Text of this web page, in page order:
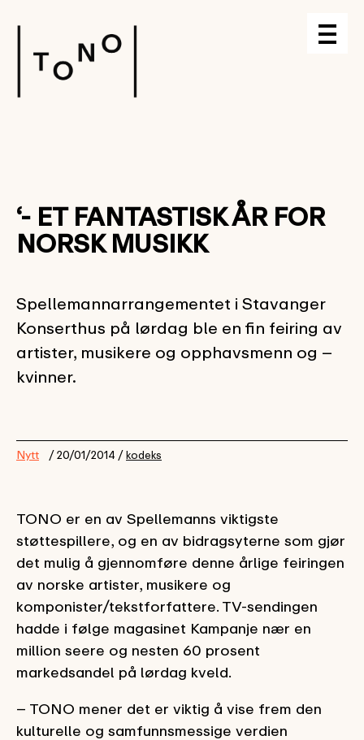
‘- ET FANTASTISK ÅR FOR
NORSK MUSIKK
Spellemannarrangementet i Stavanger
Konserthus på lørdag ble en fin feiring av
artister, musikere og opphavsmenn og –
kvinner.
Nytt / 20/01/2014 /kodeks
TONO er en av Spellemanns viktigste
støttespillere, og en av bidragsyterne som gjør
det mulig å gjennomføre denne årlige feiringen
av norske artister, musikere og
komponister/tekstforfattere. TV-sendingen
hadde i følge magasinet Kampanje nær en
million seere og nesten 60 prosent
markedsandel på lørdag kveld.
– TONO mener det er viktig å vise frem den
kulturelle og samfunnsmessige verdien